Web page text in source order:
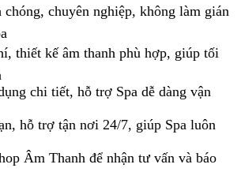
chuyên nghiệp, không làm gián
thiết kế âm thanh phù hợp, giúp tối
chi tiết, hỗ trợ Spa dễ dàng vận
hỗ trợ tận nơi 24/7, giúp Spa luôn
Âm Thanh để nhận tư vấn và báo